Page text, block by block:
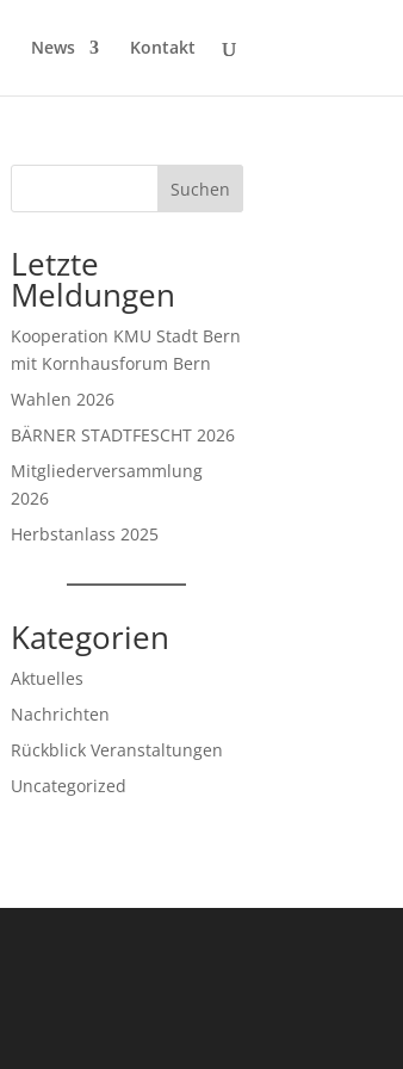
News Kontakt
Suchen
Letzte
Meldungen
Kooperation KMU Stadt Bern
mit Kornhausforum Bern
Wahlen 2026
BÄRNER STADTFESCHT 2026
Mitgliederversammlung
2026
Herbstanlass 2025
Kategorien
Aktuelles
Nachrichten
Rückblick Veranstaltungen
Uncategorized